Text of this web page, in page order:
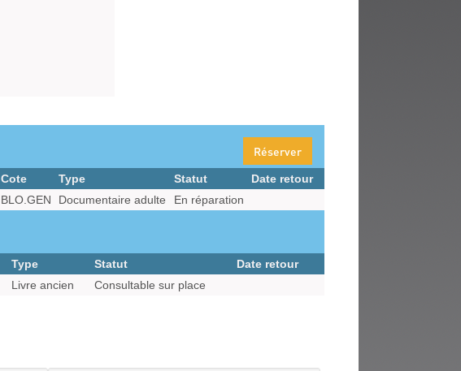
Réserver
Cote Type Statut
Date retour
BLO.GEN Documentaire adulte En réparation
Type Statut
Date retour
Livre ancien Consultable sur place